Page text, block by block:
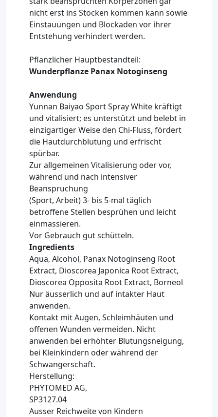
nicht erst ins Stocken kommen kann sowie
Einstauungen und Blockaden vor ihrer
Entstehung verhindert werden.
Pflanzlicher Hauptbestandteil:
Wunderpflanze Panax Notoginseng
Anwendung
Yunnan Baiyao Sport Spray White kräftigt
und vitalisiert; es unterstützt und belebt in
einzigartiger Weise den Chi-Fluss, fördert
die Hautdurchblutung und erfrischt
spürbar.
Zur allgemeinen Vitalisierung oder vor,
während und nach intensiver
Beanspruchung
(Sport, Arbeit) 3- bis 5-mal täglich
betroffene Stellen besprühen und leicht
einmassieren.
Vor Gebrauch gut schütteln.
Ingredients
Aqua, Alcohol, Panax Notoginseng Root
Extract, Dioscorea Japonica Root Extract,
Dioscorea Opposita Root Extract, Borneol
Nur äusserlich und auf intakter Haut
anwenden.
Kontakt mit Augen, Schleimhäuten und
offenen Wunden vermeiden. Nicht
anwenden bei erhöhter Blutungsneigung,
bei Kleinkindern oder während der
Schwangerschaft.
Herstellung:
PHYTOMED AG,
SP3127.04
Ausser Reichweite von Kindern